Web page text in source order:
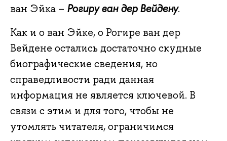
ван Эйка – Рогиру ван дер Вейдену.
Как и о ван Эйке, о Рогире ван дер
Вейдене остались достаточно скудные
биографические сведения, но
справедливости ради данная
информация не является ключевой. В
связи с этим и для того, чтобы не
утомлять читателя, ограничимся